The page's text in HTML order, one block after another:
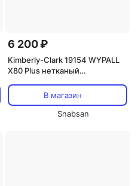
6 200 ₽
Kimberly-Clark 19154 WYPALL
X80 Plus нетканый
(салфетки зеленые)
В магазин
Snabsan